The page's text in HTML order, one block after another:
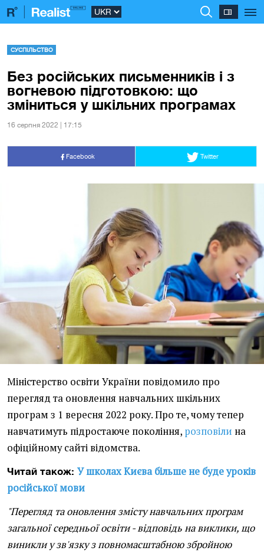
СУСПІЛЬСТВО
Без російських письменників і з
вогневою підготовкою: що
зміниться у шкільних програмах
16 серпня 2022 | 17:15
Facebook Twitter
Міністерство освіти України повідомило про
перегляд та оновлення навчальних шкільних
програм з 1 вересня 2022 року. Про те, чому тепер
навчатимуть підростаюче покоління, розповіли на
офіційному сайті відомства.
Читай також: У школах Києва більше не буде уроків
російської мови
"Перегляд та оновлення змісту навчальних програм
загальної середньої освіти - відповідь на виклики, що
виникли у зв'язку з повномасштабною збройною